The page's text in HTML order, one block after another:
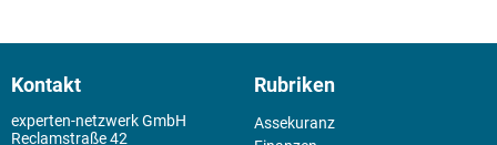
Kontakt
experten-netzwerk GmbH
Reclamstraße 42
Rubriken
Assekuranz